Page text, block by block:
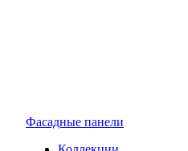
Фасадные панели